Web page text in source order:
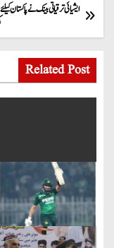
P
o
s
t
a
v
i
Related Post